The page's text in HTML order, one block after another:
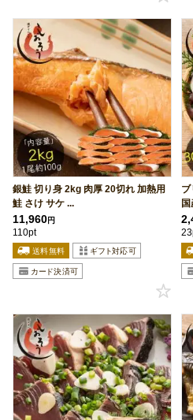
銀鮭 切り身 2kg 肉厚 20切れ 加熱用
鮭 さけ サケ ...
11,960円
110pt